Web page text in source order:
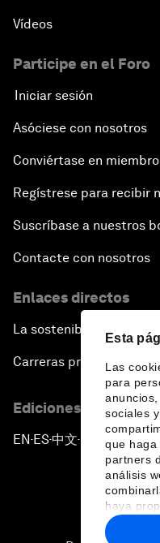
Esta
Las
para
sociales
que haga
partners
análisis
haya
hecho de
Vídeos
Participe en el Foro
Iniciar sesión
Asóciese con nosotros
Conviértase en miembro
Regístrese para recibir
Suscríbase a nuestros
Contacte con nosotros
Enlaces directos
La sostenibilidad en el
Carreras profesionales
Ediciones en otros
EN ▪ES▪中文▪ 日本語